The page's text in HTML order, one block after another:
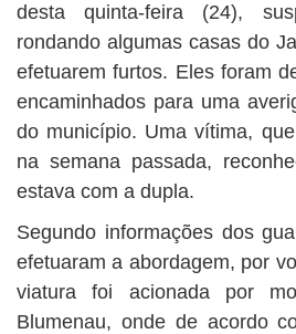
desta quinta-feira (24),
rondando algumas casas do
efetuarem furtos. Eles foram
encaminhados para uma
do município. Uma vítima,
na semana passada,
estava com a dupla.
Segundo informações dos
efetuaram a abordagem, por
viatura foi acionada por
Blumenau, onde de acordo